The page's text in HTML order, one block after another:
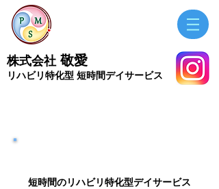
株式会社 敬愛
​リハビリ特化型 短時間デイサービス
短時間のリハビリ特化型デイサービス